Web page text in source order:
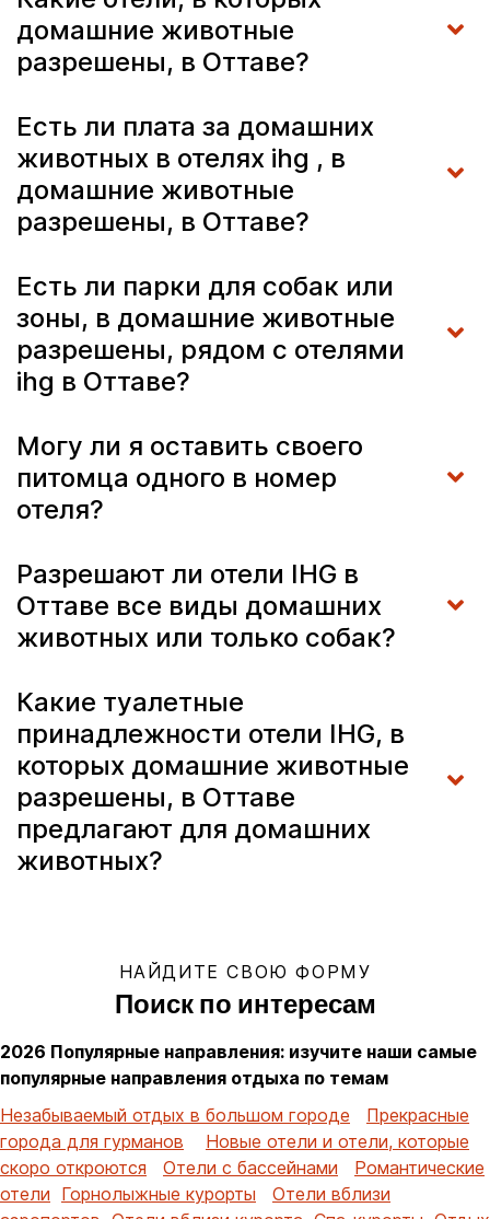
домашние животные
разрешены, в Оттаве?
Есть ли плата за домашних
животных в отелях ihg , в
домашние животные
разрешены, в Оттаве?
Есть ли парки для собак или
зоны, в домашние животные
разрешены, рядом с отелями
ihg в Оттаве?
Могу ли я оставить своего
питомца одного в номер
отеля?
Разрешают ли отели IHG в
Оттаве все виды домашних
животных или только собак?
Какие туалетные
принадлежности отели IHG, в
которых домашние животные
разрешены, в Оттаве
предлагают для домашних
животных?
НАЙДИТЕ СВОЮ ФОРМУ
Поиск по интересам
2026 Популярные направления: изучите наши самые
популярные направления отдыха по темам
Незабываемый отдых в большом городе
Прекрасные
города для гурманов
Новые отели и отели, которые
скоро откроются
Отели с бассейнами
Романтические
отели Горнолыжные курорты
Отели вблизи